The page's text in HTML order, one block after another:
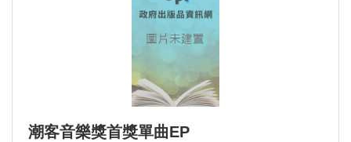
潮客音樂獎首獎單曲EP